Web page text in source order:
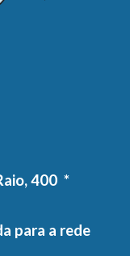
400 *
a rede